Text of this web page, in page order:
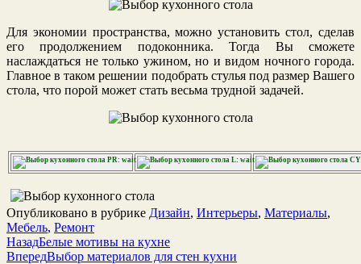
Для экономии пространства, можно установить стол, сделав
его продолжением подоконника. Тогда Вы сможете
наслаждаться не только ужином, но и видом ночного города.
Главное в таком решении подобрать стулья под размер Вашего
стола, что порой может стать весьма трудной задачей.
PR: wait… L: wait…
Опубликовано в рубрике Дизайн, Интерьеры, Материалы,
Мебель, Ремонт
НазадБелые мотивы на кухне
ВпередВыбор материалов для стен кухни